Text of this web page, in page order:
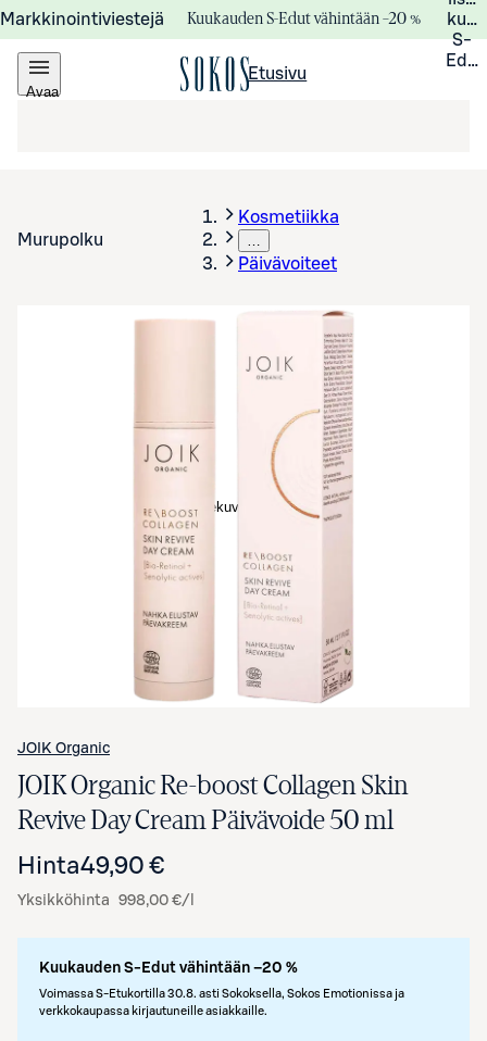
Markkinointiviestejä Kuukauden S-Edut vähintään –20 %
S-
Avaa
Etusivu
Murupolku
Kosmetiikka
…
Päivävoiteet
Avaa tuotekuva suurennettuna
JOIK Organic
JOIK Organic Re-boost Collagen Skin
Revive Day Cream Päivävoide 50 ml
Hinta49,90 €
Yksikköhinta 998,00 €/l
Kuukauden S-Edut vähintään –20 %
Voimassa S-Etukortilla 30.8. asti Sokoksella, Sokos Emotionissa ja
verkkokaupassa kirjautuneille asiakkaille.